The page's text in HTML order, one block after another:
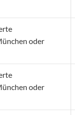
oder
oder